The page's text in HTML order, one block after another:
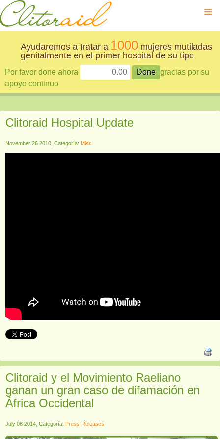
≡
Ayudaremos a tratar a 1000mujeres mutiladas
genitalmente en el primer hospital de su tipo
Por favor done ahora
gracias por su
apoyo continuo
Clitoraid Hospital Update
November 26 2010, Categoría: Misc
Clitoraid y el Movimiento Raeliano
ganan un gran caso de difamación en
África Occidental
July 08 2014, Categoría: Press-Releases